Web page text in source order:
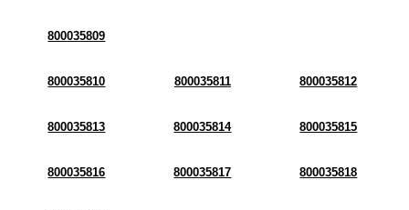
800035809
800035810 800035811 800035812
800035813 800035814 800035815
800035816 800035817 800035818